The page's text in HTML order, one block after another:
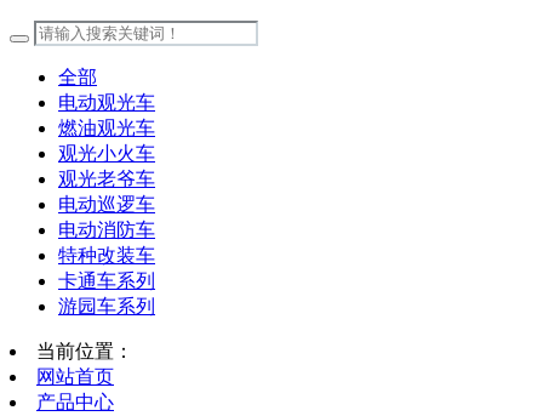
全部
电动观光车
燃油观光车
观光小火车
观光老爷车
电动巡逻车
电动消防车
特种改装车
卡通车系列
游园车系列
当前位置：
网站首页
产品中心